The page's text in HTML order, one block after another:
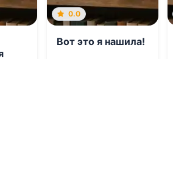
0.0
Вот это я нашила!